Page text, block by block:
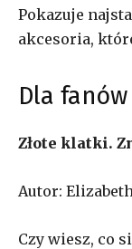
Pokazuje
akcesoria,
Dla
Złote klatki.
Autor:
Czy wiesz, co